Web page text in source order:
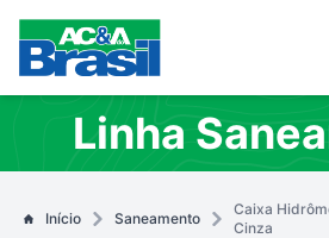
Linha
Início Saneamento
Caixa
Cinza